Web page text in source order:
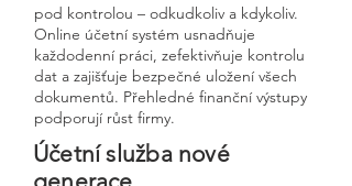
pod kontrolou – odkudkoliv a kdykoliv.
Online účetní systém usnadňuje
každodenní práci, zefektivňuje kontrolu
dat a zajišťuje bezpečné uložení všech
dokumentů. Přehledné finanční výstupy
podporují růst firmy.
Účetní služba nové